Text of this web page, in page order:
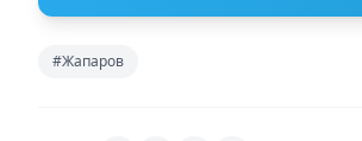
#Жапаров